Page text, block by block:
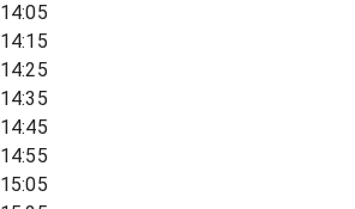
14:05
14:15
14:25
14:35
14:45
14:55
15:05